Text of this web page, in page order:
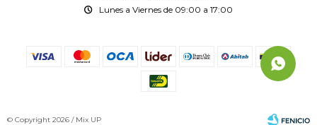
Lunes a Viernes de 09:00 a 17:00
© Copyright 2026 / Mix UP